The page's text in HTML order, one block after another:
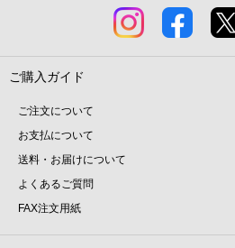
ご購入ガイド
ご注文について
お支払について
送料・お届けについて
よくあるご質問
FAX注文用紙